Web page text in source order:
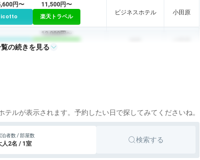
円〜
icotto
11,500円〜
楽天トラベル
ビジネスホテル 小田原
icotto
12,000円〜
楽天トラベル
の続きを見る
ルが表示されます。予約したい日で探してみてくださいね。
泊者数 / 部屋数
人2名 / 1室 検索する